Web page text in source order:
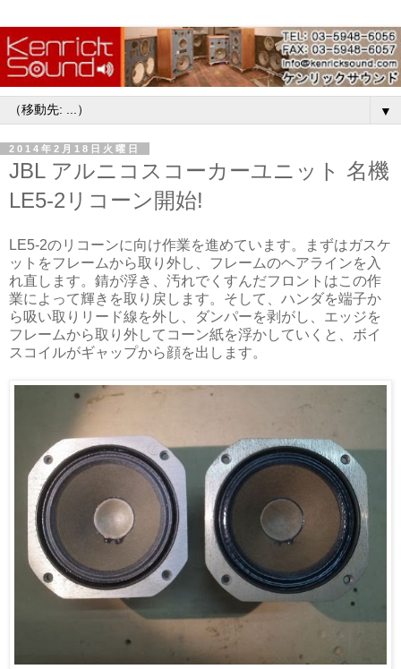
▼
2014年2月18日火曜日
JBL アルニコスコーカーユニット 名機
LE5-2リコーン開始!
LE5-2のリコーンに向け作業を進めています。まずはガスケ
ットをフレームから取り外し、フレームのヘアラインを入
れ直します。錆が浮き、汚れでくすんだフロントはこの作
業によって輝きを取り戻します。そして、ハンダを端子か
ら吸い取りリード線を外し、ダンパーを剥がし、エッジを
フレームから取り外してコーン紙を浮かしていくと、ボイ
スコイルがギャップから顔を出します。